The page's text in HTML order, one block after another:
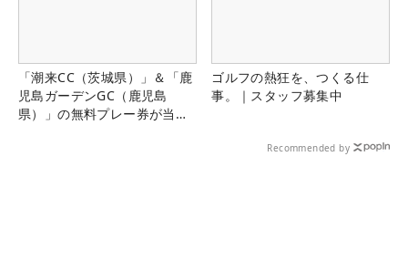
「潮来CC（茨城県）」＆「鹿
児島ガーデンGC（鹿児島
県）」の無料プレー券が当た
ゴルフの熱狂を、つくる仕
事。｜スタッフ募集中
Recommended by